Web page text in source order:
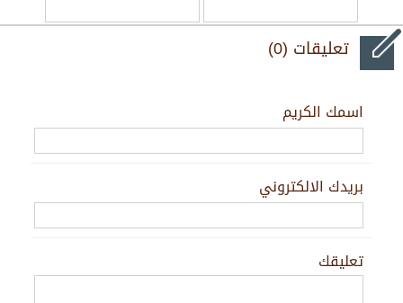
تعليقات (0)
اسمك الكريم
بريدك الالكتروني
تعليقك